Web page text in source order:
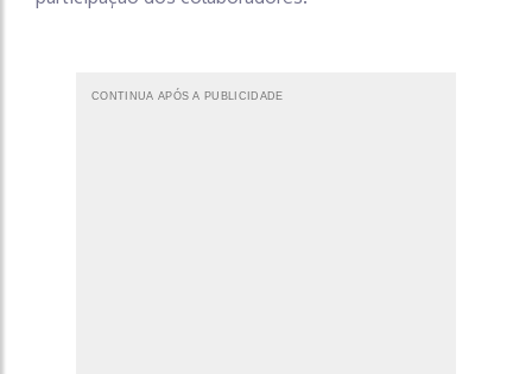
CONTINUA APÓS A PUBLICIDADE